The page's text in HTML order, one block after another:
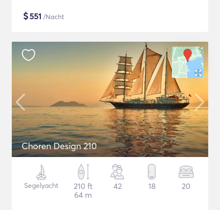
$551 /Nacht
Choren Design 210
Segelyacht
210 ft
64 m
42 18 20